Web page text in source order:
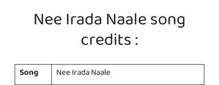
Nee Irada Naale song
credits :
Song
Nee Irada Naale